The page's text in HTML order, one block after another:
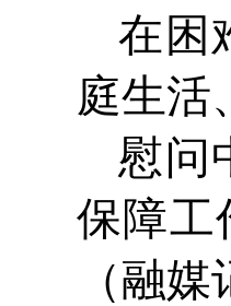
在困
庭生活
慰问
保障工
（融